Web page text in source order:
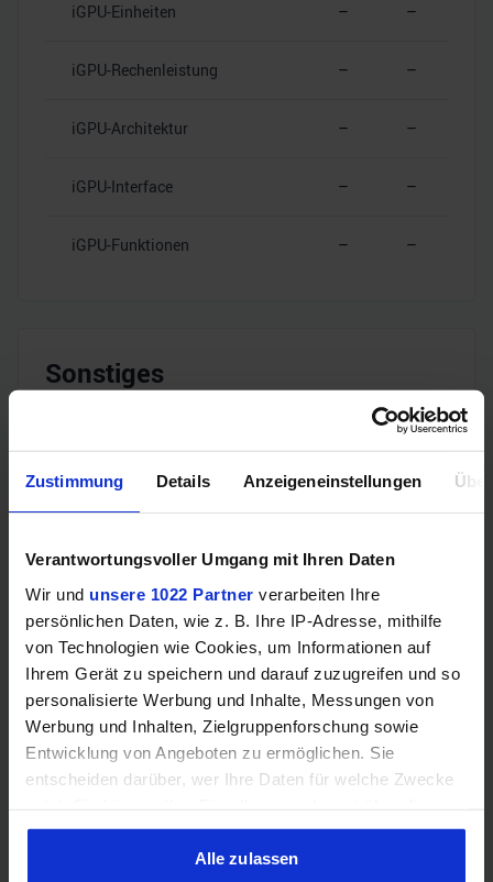
Zustimmung Details Anzeigeneinstellungen
Verantwortungsvoller Umgang mit Ihren Daten
Wir und unsere 1022 Partner verarbeiten Ihre
persönlichen Daten, wie z. B. Ihre IP-Adresse, mithilfe
von Technologien wie Cookies, um Informationen auf
Ihrem Gerät zu speichern und darauf zuzugreifen und so
personalisierte Werbung und Inhalte, Messungen von
Werbung und Inhalten, Zielgruppenforschung sowie
Entwicklung von Angeboten zu ermöglichen. Sie
entscheiden darüber, wer Ihre Daten für welche Zwecke
Cookie-Erklärung oder durch Klicken auf das Privacy
Trigger Symbol ändern oder widerrufen
Alle zulassen
iGPU-Einheiten – –
iGPU-Rechenleistung – –
iGPU-Architektur – –
iGPU-Interface – –
iGPU-Funktionen – –
Sonstiges
Freier Multiplikator ❌ ✔️
G1
Code:
B0
Code:
Temparatur max. 105
Fernwartung ❌ ❌
Spiele